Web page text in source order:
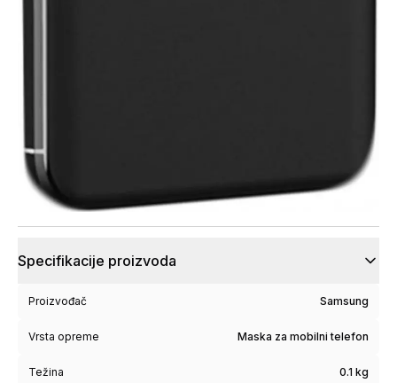
Specifikacije proizvoda
Proizvođač Samsung
Vrsta opreme Maska za mobilni telefon
Težina 0.1 kg